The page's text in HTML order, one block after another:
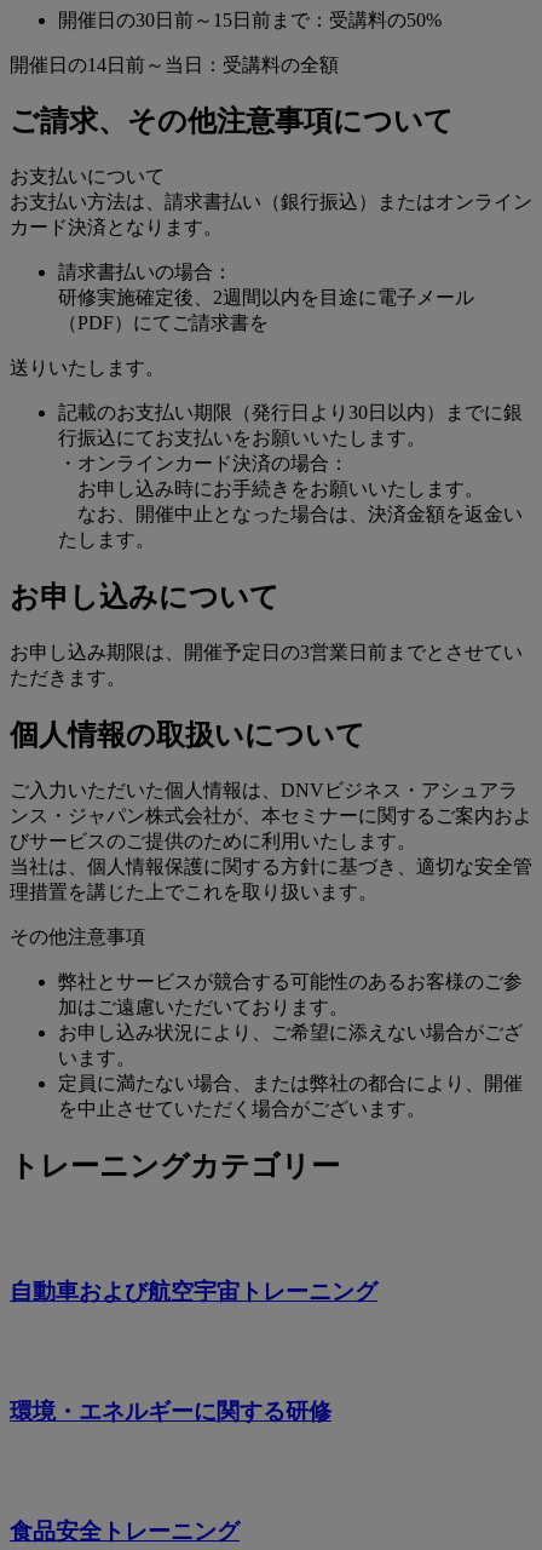
開催日の30日前～15日前まで：受講料の50%
開催日の14日前～当日：受講料の全額
ご請求、その他注意事項について
お支払いについて
お支払い方法は、請求書払い（銀行振込）またはオンライン
カード決済となります。
請求書払いの場合：
研修実施確定後、2週間以内を目途に電子メール
（PDF）にてご請求書を
送りいたします。
記載のお支払い期限（発行日より30日以内）までに銀
行振込にてお支払いをお願いいたします。
・オンラインカード決済の場合：
お申し込み時にお手続きをお願いいたします。
なお、開催中止となった場合は、決済金額を返金い
たします。
お申し込みについて
お申し込み期限は、開催予定日の3営業日前までとさせてい
ただきます。
個人情報の取扱いについて
ご入力いただいた個人情報は、DNVビジネス・アシュアラ
ンス・ジャパン株式会社が、本セミナーに関するご案内およ
びサービスのご提供のために利用いたします。
当社は、個人情報保護に関する方針に基づき、適切な安全管
理措置を講じた上でこれを取り扱います。
その他注意事項
弊社とサービスが競合する可能性のあるお客様のご参
加はご遠慮いただいております。
お申し込み状況により、ご希望に添えない場合がござ
います。
定員に満たない場合、または弊社の都合により、開催
を中止させていただく場合がございます。
トレーニングカテゴリー
自動車および航空宇宙トレーニング
環境・エネルギーに関する研修
食品安全トレーニング